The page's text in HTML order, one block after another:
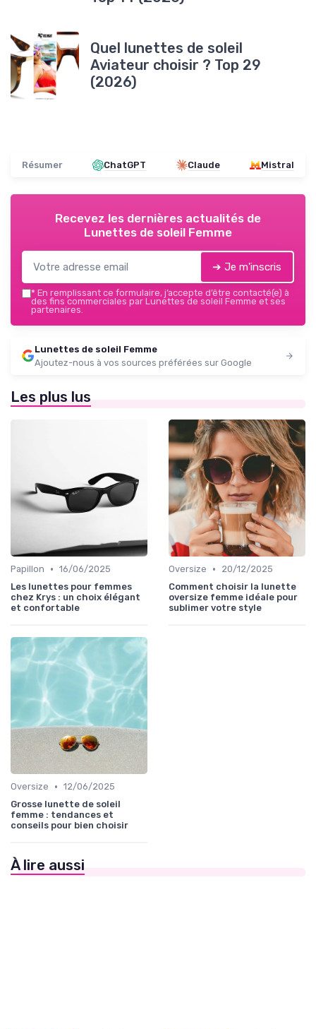
Quel lunettes de soleil
Aviateur choisir ? Top 29
(2026)
Résumer ChatGPT Claude Mistral
Recevez les dernières actualités de
Lunettes de soleil Femme
➔ Je m'inscris
* En remplissant ce formulaire, j’accepte d’être contacté(e) à
des fins commerciales par Lunettes de soleil Femme et ses
partenaires.
Lunettes de soleil Femme
Ajoutez-nous à vos sources préférées sur Google
Les plus lus
Papillon • 16/06/2025
Les lunettes pour femmes
chez Krys : un choix élégant
et confortable
Oversize •
20/12/2025
Comment choisir la lunette
oversize femme idéale pour
sublimer votre style
Oversize • 12/06/2025
Grosse lunette de soleil
femme : tendances et
conseils pour bien choisir
À lire aussi